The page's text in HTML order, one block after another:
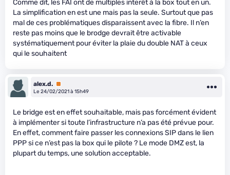
Comme dit, les FAI ont de multiples interêt à la box tout en un.
La simplification en est une mais pas la seule. Surtout que pas
mal de ces problématiques disparaissent avec la fibre. Il n’en
reste pas moins que le brodge devrait être activable
systématiquement pour éviter la plaie du double NAT à ceux
qui le souhaitent
alex.d. Premium
Le 24/02/2021 à 15h49
Le bridge est en effet souhaitable, mais pas forcément évident
à implémenter si toute l’infrastructure n’a pas été prévue pour.
En effet, comment faire passer les connexions SIP dans le lien
PPP si ce n’est pas la box qui le pilote ? Le mode DMZ est, la
plupart du temps, une solution acceptable.